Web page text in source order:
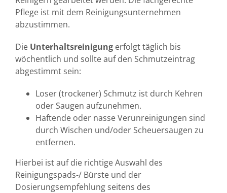
Pflege ist mit dem Reinigungsunternehmen
abzustimmen.
Die Unterhaltsreinigung erfolgt täglich bis
wöchentlich und sollte auf den Schmutzeintrag
abgestimmt sein:
Loser (trockener) Schmutz ist durch Kehren
oder Saugen aufzunehmen.
Haftende oder nasse Verunreinigungen sind
durch Wischen und/oder Scheuersaugen zu
entfernen.
Hierbei ist auf die richtige Auswahl des
Reinigungspads-/ Bürste und der
Dosierungsempfehlung seitens des